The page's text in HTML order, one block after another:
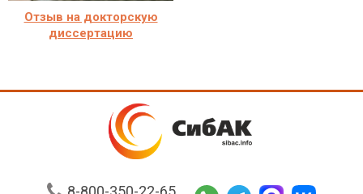
Отзыв на докторскую
диссертацию